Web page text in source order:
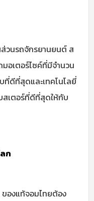
วนรถจักรยานยนต์ ส
อเตอร์ไซค์ที่มีจำนวน
ดีที่สุดและเทคโนโลยี่
สเตอร์ที่ดีที่สุดให้กับ
ก
ของแท้จอมไทยต้อง